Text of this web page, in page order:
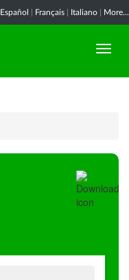
Español Français Italiano More...